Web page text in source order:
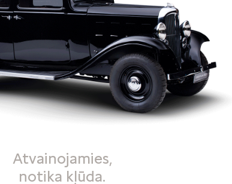
Atvainojamies,
notika kļūda.